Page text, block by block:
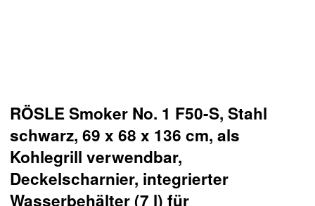
RÖSLE Smoker No. 1 F50-S, Stahl
schwarz, 69 x 68 x 136 cm, als
Kohlegrill verwendbar,
Deckelscharnier, integrierter
Wasserbehälter (7 l) für